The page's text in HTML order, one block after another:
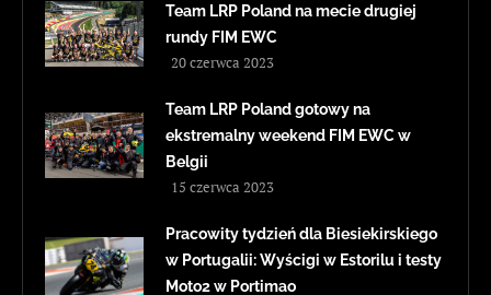
Team LRP Poland na mecie drugiej
rundy FIM EWC
20 czerwca 2023
Team LRP Poland gotowy na
ekstremalny weekend FIM EWC w
Belgii
15 czerwca 2023
Pracowity tydzień dla Biesiekirskiego
w Portugalii: Wyścigi w Estorilu i testy
Moto2 w Portimao